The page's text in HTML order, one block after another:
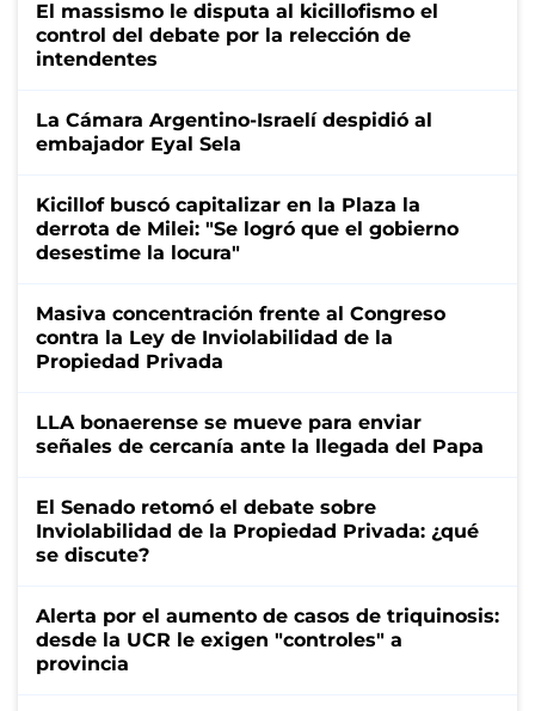
El massismo le disputa al kicillofismo el
control del debate por la relección de
intendentes
La Cámara Argentino-Israelí despidió al
embajador Eyal Sela
Kicillof buscó capitalizar en la Plaza la
derrota de Milei: "Se logró que el gobierno
desestime la locura"
Masiva concentración frente al Congreso
contra la Ley de Inviolabilidad de la
Propiedad Privada
LLA bonaerense se mueve para enviar
señales de cercanía ante la llegada del Papa
El Senado retomó el debate sobre
Inviolabilidad de la Propiedad Privada: ¿qué
se discute?
Alerta por el aumento de casos de triquinosis:
desde la UCR le exigen "controles" a
provincia